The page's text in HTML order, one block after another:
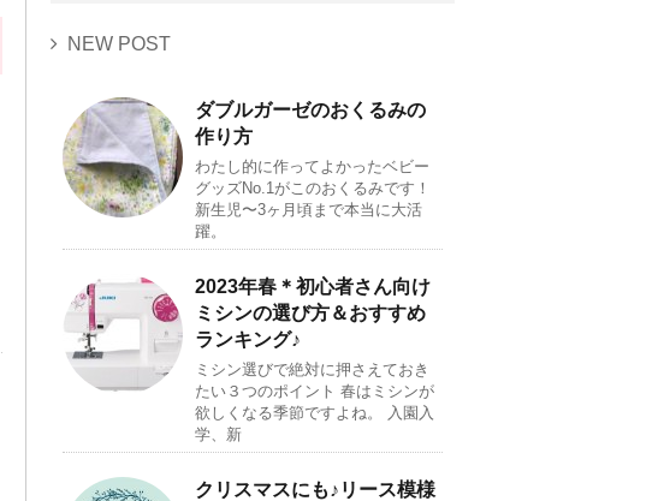
NEW POST
ダブルガーゼのおくるみの
作り方
わたし的に作ってよかったベビー
グッズNo.1がこのおくるみです！
新生児〜3ヶ月頃まで本当に大活
躍。
2023年春＊初心者さん向け
ミシンの選び方＆おすすめ
ランキング♪
ミシン選びで絶対に押さえておき
たい３つのポイント 春はミシンが
欲しくなる季節ですよね。 入園入
学、新
クリスマスにも♪リース模様